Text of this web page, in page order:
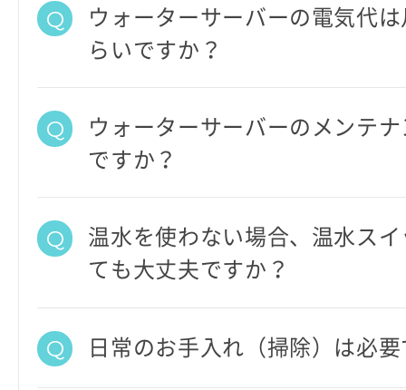
ウォーターサーバーの電気代
らいですか？
ウォーターサーバーのメンテ
ですか？
温水を使わない場合、温水ス
ても大丈夫ですか？
日常のお手入れ（掃除）は必